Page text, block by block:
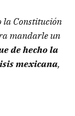
la Constitución
mandarle un
de hecho la
mexicana,